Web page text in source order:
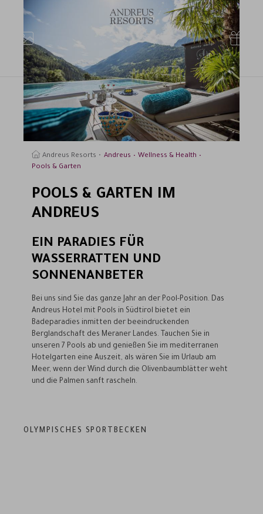
Andreus Resorts Andreus
Wellness & Health
Pools & Garten
POOLS & GARTEN IM
ANDREUS
EIN PARADIES FÜR
WASSERRATTEN UND
SONNENANBETER
Bei uns sind Sie das ganze Jahr an der Pool-Position. Das
Andreus Hotel mit Pools in Südtirol bietet ein
Badeparadies inmitten der beeindruckenden
Berglandschaft des Meraner Landes. Tauchen Sie in
unseren 7 Pools ab und genießen Sie im mediterranen
Hotelgarten eine Auszeit, als wären Sie im Urlaub am
Meer, wenn der Wind durch die Olivenbaumblätter weht
und die Palmen sanft rascheln.
OLYMPISCHES SPORTBECKEN